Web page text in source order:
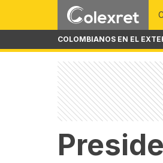
COLOMBIANOS EN EL